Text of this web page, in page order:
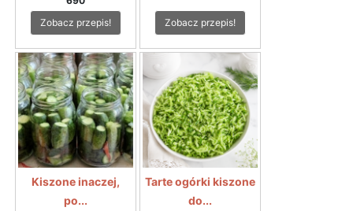
Zobacz przepis!
Zobacz przepis!
Kiszone inaczej,
po...
Tarte ogórki kiszone
do...